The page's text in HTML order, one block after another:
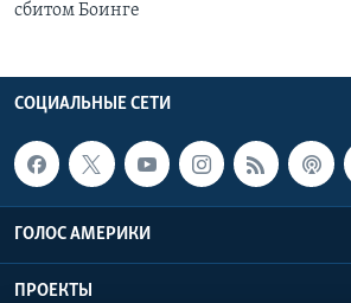
сбитом Боинге
СОЦИАЛЬНЫЕ СЕТИ
ГОЛОС АМЕРИКИ
ПРОЕКТЫ